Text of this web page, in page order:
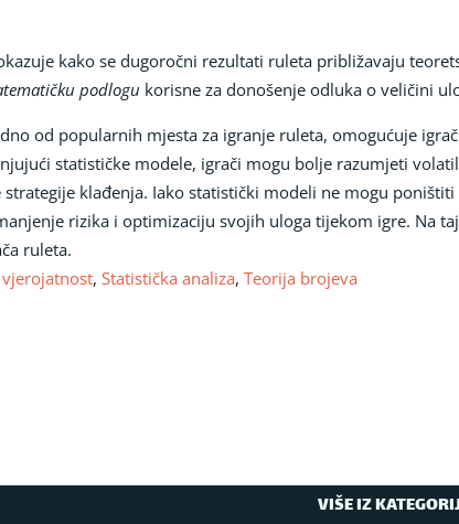
kako se dugoročni rezultati ruleta približavaju
podlogu korisne za donošenje odluka o veličini
od popularnih mjesta za igranje ruleta, omogućuje
statističke modele, igrači mogu bolje razumjeti
klađenja. Iako statistički modeli ne mogu
rizika i optimizaciju svojih uloga tijekom igre. Na
ruleta.
, Statistička analiza, Teorija brojeva
VIŠE IZ